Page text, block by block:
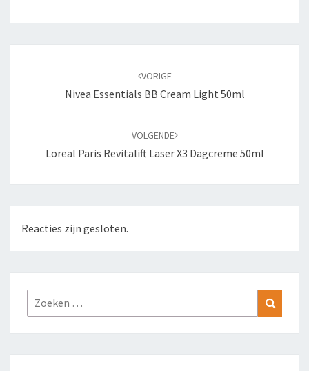
VORIGE
Nivea Essentials BB Cream Light 50ml
VOLGENDE
Loreal Paris Revitalift Laser X3 Dagcreme 50ml
Reacties zijn gesloten.
Zoeken
naar: